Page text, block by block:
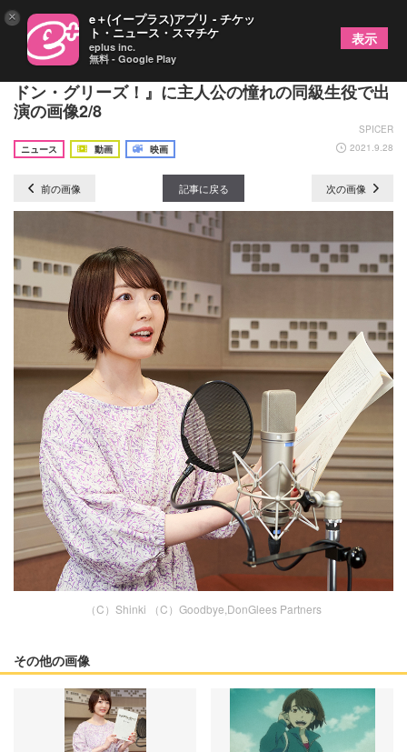
花澤香菜のコメント到着 劇場アニメ『グッバイ、
ドン・グリーズ！』に主人公の憧れの同級生役で出
演の画像2/8
SPICER
ニュース
動画 映画 2021.9.28
前の画像 記事に戻る 次の画像
（C）Shinki （C）Goodbye,DonGlees Partners
その他の画像
× e＋(イープラス)アプリ - チケッ
ト・ニュース・スマチケ
eplus inc.
無料 - Google Play
表示